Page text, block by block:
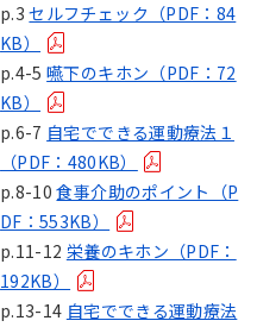
p.3セルフチェック（PDF：84
KB）
p.4-5嚥下のキホン（PDF：72
KB）
p.6-7 自宅でできる運動療法１
（PDF：480KB）
p.8-10食事介助のポイント（P
DF：553KB）
p.11-12 栄養のキホン（PDF：
192KB）
p.13-14 自宅でできる運動療法